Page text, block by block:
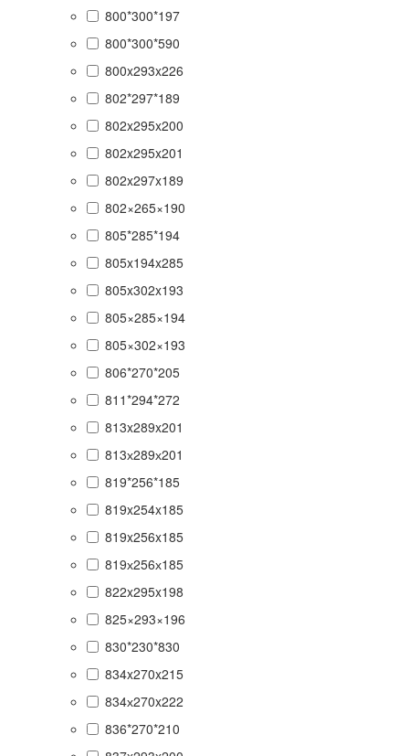
800*300*197
800*300*590
800x293x226
802*297*189
802x295x200
802x295x201
802x297x189
802×265×190
805*285*194
805x194x285
805x302x193
805×285×194
805×302×193
806*270*205
811*294*272
813x289x201
813х289х201
819*256*185
819x254x185
819x256x185
819х256х185
822x295x198
825×293×196
830*230*830
834x270x215
834х270x222
836*270*210